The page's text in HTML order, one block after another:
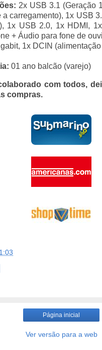
2x USB 3.1 (Geração
a carregamento), 1x USB
1x USB 2.0, 1x HDMI,
+ Áudio para fone de
1x DCIN
01 ano balcão (varejo)
com todos,
compras.
Página inicial
Ver versão para a web